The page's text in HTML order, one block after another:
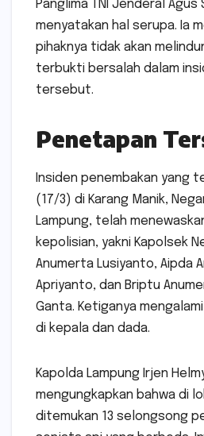
Panglima TNI Jenderal
menyatakan hal serupa. Ia
pihaknya tidak akan
terbukti bersalah dalam
tersebut.
Penetapan
Insiden penembakan yang
(17/3) di Karang Manik,
Lampung, telah
kepolisian, yakni Kapolsek
Anumerta Lusiyanto, Aipda
Apriyanto, dan Briptu
Ganta. Ketiganya
di kepala dan dada.
Kapolda Lampung Irjen
mengungkapkan bahwa di
ditemukan 13 selongsong